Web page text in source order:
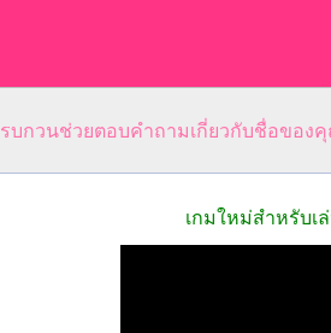
รบกวนช่วยตอบคำถามเกี่ยวกับชื่อขอ
เกมใหม่สำหรับเ